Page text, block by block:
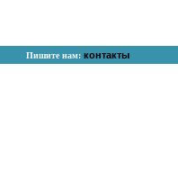
Пишите нам: контакты